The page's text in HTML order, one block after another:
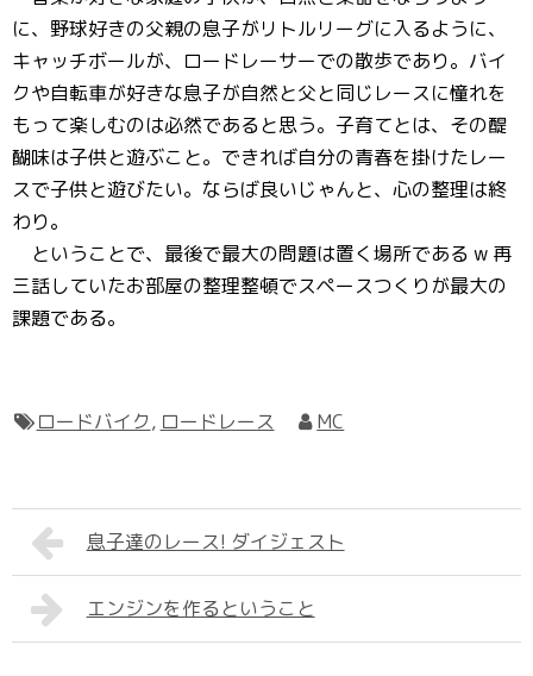
に、野球好きの父親の息子がリトルリーグに入るように、
キャッチボールが、ロードレーサーでの散歩であり。バイ
クや自転車が好きな息子が自然と父と同じレースに憧れを
もって楽しむのは必然であると思う。子育てとは、その醍
醐味は子供と遊ぶこと。できれば自分の青春を掛けたレー
スで子供と遊びたい。ならば良いじゃんと、心の整理は終
わり。
ということで、最後で最大の問題は置く場所である w 再
三話していたお部屋の整理整頓でスペースつくりが最大の
課題である。
ロードバイク, ロードレース MC
息子達のレース! ダイジェスト
エンジンを作るということ